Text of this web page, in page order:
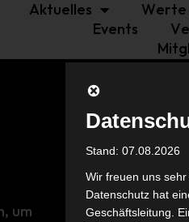
Aktuelles Werte
Events
um
Ich
Stand: 07.08.2026
Wir freuen uns
Datenschutz hat
Geschäftsleitung.